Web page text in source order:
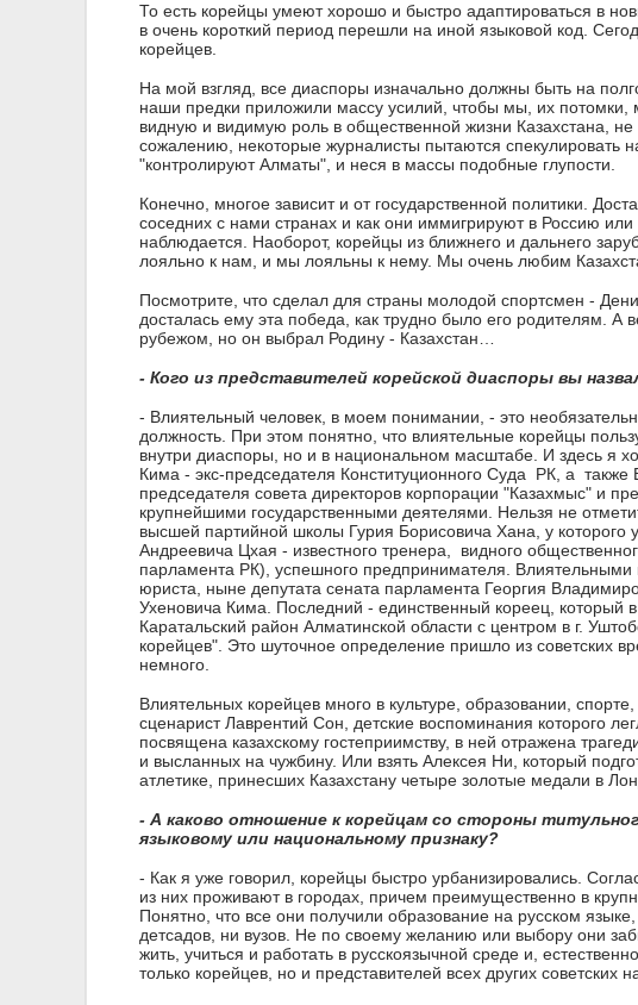
То есть корейцы умеют хорошо и быстро адаптироваться в
в очень короткий период перешли на иной языковой код.
корейцев.
На мой взгляд, все диаспоры изначально должны быть на
наши предки приложили массу усилий, чтобы мы, их потомки,
видную и видимую роль в общественной жизни Казахстана,
сожалению, некоторые журналисты пытаются спекулировать
"контролируют Алматы", и неся в массы подобные глупости.
Конечно, многое зависит и от государственной политики.
соседних с нами странах и как они иммигрируют в Россию
наблюдается. Наоборот, корейцы из ближнего и дальнего
лояльно к нам, и мы лояльны к нему. Мы очень любим
Посмотрите, что сделал для страны молодой спортсмен -
досталась ему эта победа, как трудно было его родителям. А
рубежом, но он выбрал Родину - Казахстан…
- Кого из представителей корейской диаспоры вы
- Влиятельный человек, в моем понимании, - это
должность. При этом понятно, что влиятельные корейцы
внутри диаспоры, но и в национальном масштабе. И здесь я
Кима - экс-председателя Конституционного Суда РК, а
председателя совета директоров корпорации "Казахмыс" и
крупнейшими государственными деятелями. Нельзя не
высшей партийной школы Гурия Борисовича Хана, у которого
Андреевича Цхая - известного тренера, видного
парламента РК), успешного предпринимателя. Влиятельными
юриста, ныне депутата сената парламента Георгия
Ухеновича Кима. Последний - единственный кореец, который
Каратальский район Алматинской области с центром в г.
корейцев". Это шуточное определение пришло из советских
немного.
Влиятельных корейцев много в культуре, образовании,
сценарист Лаврентий Сон, детские воспоминания которого
посвящена казахскому гостеприимству, в ней отражена
и высланных на чужбину. Или взять Алексея Ни, который
атлетике, принесших Казахстану четыре золотые медали в
- А каково отношение к корейцам со стороны
языковому или национальному признаку?
- Как я уже говорил, корейцы быстро урбанизировались.
из них проживают в городах, причем преимущественно в
Понятно, что все они получили образование на русском
детсадов, ни вузов. Не по своему желанию или выбору они
жить, учиться и работать в русскоязычной среде и,
только корейцев, но и представителей всех других советских